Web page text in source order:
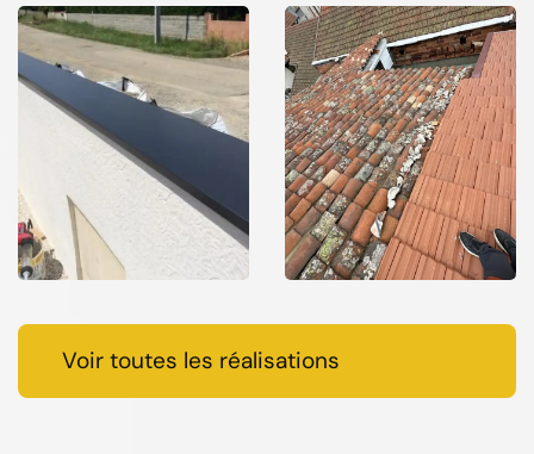
Voir toutes les réalisations